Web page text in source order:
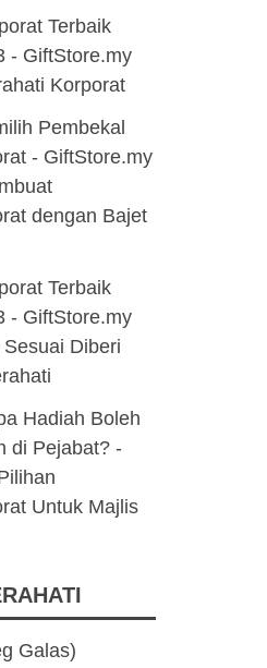
Terbaik
- GiftStore.my
Korporat
Pembekal
- GiftStore.my
dengan Bajet
Terbaik
- GiftStore.my
Diberi
Hadiah Boleh
di Pejabat? -
Untuk Majlis
Galas)